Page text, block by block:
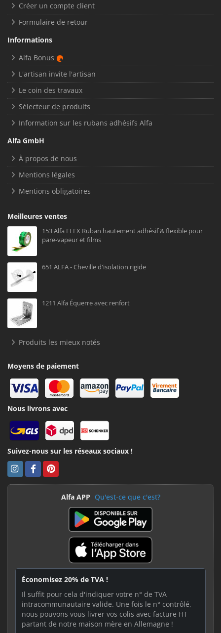
Créer un compte client
Formulaire de retour
Informations
Alfa Bonus
L'artisan invite l'artisan
Le coin des travaux
Sélecteur de produits
Information sur les rubans adhésifs Alfa
Alfa GmbH
À propos de nous
Mentions légales
Mentions obligatoires
Meilleures ventes
153 Alfa FLEX Ruban hautement adhésif & flexible pour
pare-vapeur et films
651 ALFA - Cheville d'isolation rigide
1211 Alfa Équerre avec renfort
Produits les mieux notés
Moyens de paiement
Nous livrons avec
Suivez-nous sur les réseaux sociaux !
Alfa APP Qu'est-ce que c'est?
Économisez 20% de TVA !
Il suffit pour cela d'indiquer votre n° de TVA
intracommunautaire valide. Une fois le n° contrôlé,
nous pouvons vous livrer vos colis avec facture HT
partant de notre maison mère en Allemagne !